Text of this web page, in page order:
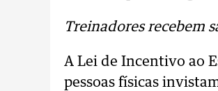
Treinadores recebem
A Lei de Incentivo ao
pessoas físicas